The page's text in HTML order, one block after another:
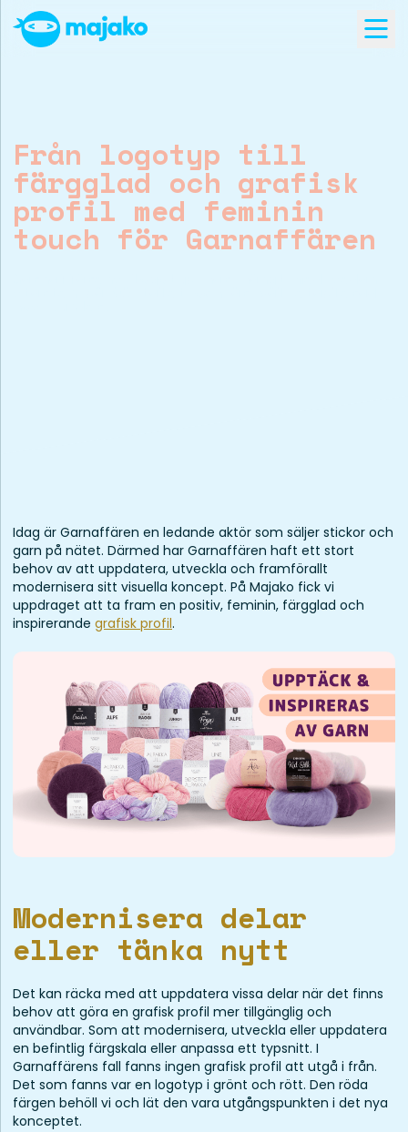
menu
Från logotyp till
färgglad och grafisk
profil med feminin
touch för Garnaffären
Idag är Garnaffären en ledande aktör som säljer stickor och
garn på nätet. Därmed har Garnaffären haft ett stort
behov av att uppdatera, utveckla och framförallt
modernisera sitt visuella koncept. På Majako fick vi
uppdraget att ta fram en positiv, feminin, färgglad och
inspirerande grafisk profil.
Modernisera delar
eller tänka nytt
Det kan räcka med att uppdatera vissa delar när det finns
behov att göra en grafisk profil mer tillgänglig och
användbar. Som att modernisera, utveckla eller uppdatera
en befintlig färgskala eller anpassa ett typsnitt. I
Garnaffärens fall fanns ingen grafisk profil att utgå i från.
Det som fanns var en logotyp i grönt och rött. Den röda
färgen behöll vi och lät den vara utgångspunkten i det nya
konceptet.